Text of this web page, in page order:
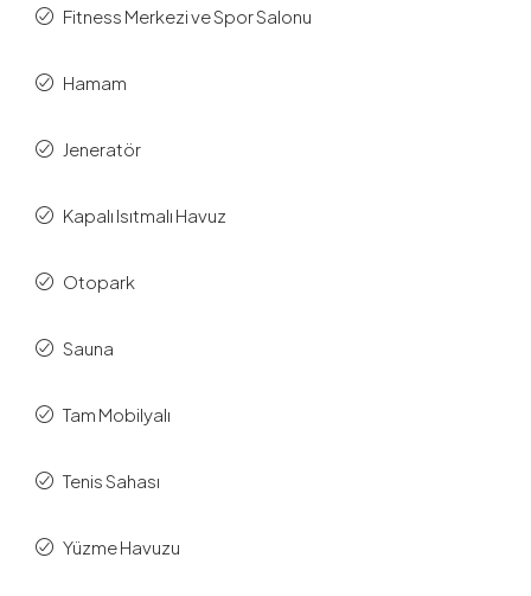
Fitness Merkezi ve Spor Salonu
Hamam
Jeneratör
Kapalı Isıtmalı Havuz
Otopark
Sauna
Tam Mobilyalı
Tenis Sahası
Yüzme Havuzu